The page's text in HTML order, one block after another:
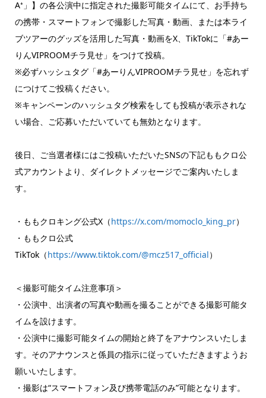
A⁺」】の各公演中に指定された撮影可能タイムにて、お手持ち
の携帯・スマートフォンで撮影した写真・動画、または本ライ
ブツアーのグッズを活用した写真・動画をX、TikTokに「#あー
りんVIPROOMチラ見せ」をつけて投稿。
※必ずハッシュタグ「#あーりんVIPROOMチラ見せ」を忘れず
につけてご投稿ください。
※キャンペーンのハッシュタグ検索をしても投稿が表示されな
い場合、ご応募いただいていても無効となります。
後日、ご当選者様にはご投稿いただいたSNSの下記ももクロ公
式アカウントより、ダイレクトメッセージでご案内いたしま
す。
・ももクロキング公式X（https://x.com/momoclo_king_pr）
・ももクロ公式
TikTok（https://www.tiktok.com/@mcz517_official）
＜撮影可能タイム注意事項＞
・公演中、出演者の写真や動画を撮ることができる撮影可能タ
イムを設けます。
・公演中に撮影可能タイムの開始と終了をアナウンスいたしま
す。そのアナウンスと係員の指示に従っていただきますようお
願いいたします。
・撮影は“スマートフォン及び携帯電話のみ”可能となります。